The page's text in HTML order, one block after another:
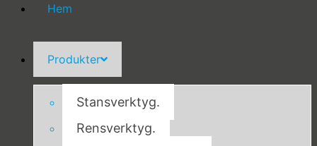
Hem
Produkter
Stansverktyg.
Rensverktyg.